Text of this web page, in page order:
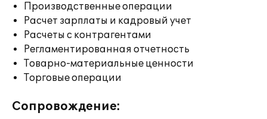
Производственные операции
Расчет зарплаты и кадровый учет
Расчеты с контрагентами
Регламентированная отчетность
Товарно-материальные ценности
Торговые операции
Сопровождение: